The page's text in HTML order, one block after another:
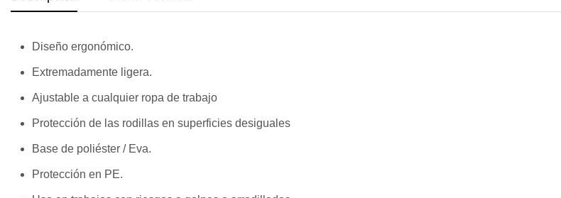
Diseño ergonómico.
Extremadamente ligera.
Ajustable a cualquier ropa de trabajo
Protección de las rodillas en superficies desiguales
Base de poliéster / Eva.
Protección en PE.